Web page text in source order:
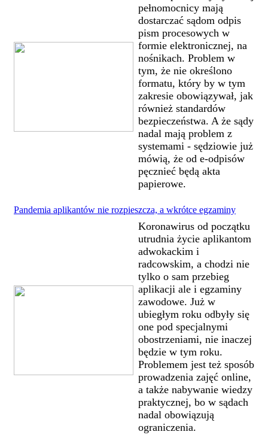
pełnomocnicy mają
dostarczać sądom odpis
pism procesowych w
formie elektronicznej, na
nośnikach. Problem w
tym, że nie określono
formatu, który by w tym
zakresie obowiązywał, jak
również standardów
bezpieczeństwa. A że sądy
nadal mają problem z
systemami - sędziowie już
mówią, że od e-odpisów
pęcznieć będą akta
papierowe.
Pandemia aplikantów nie rozpieszcza, a wkrótce egzaminy
Koronawirus od początku
utrudnia życie aplikantom
adwokackim i
radcowskim, a chodzi nie
tylko o sam przebieg
aplikacji ale i egzaminy
zawodowe. Już w
ubiegłym roku odbyły się
one pod specjalnymi
obostrzeniami, nie inaczej
będzie w tym roku.
Problemem jest też sposób
prowadzenia zajęć online,
a także nabywanie wiedzy
praktycznej, bo w sądach
nadal obowiązują
ograniczenia.